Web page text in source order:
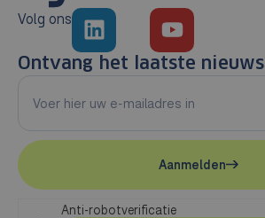
Volg ons
Ontvang het laatste nieuws
Anti-robotverificatie
Aanmelden